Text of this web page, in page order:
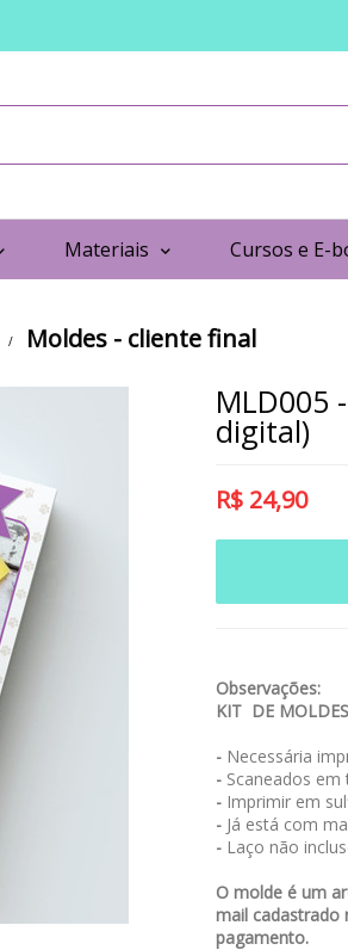
Materiais Cursos e E-
Moldes - cliente final
MLD005
digital)
R$ 24,90
Observações:
KIT DE
-Necessária
-Scaneados em
- Imprimir em
- Já está com
- Laço não
O molde é um
mail cadastrado
pagamento.